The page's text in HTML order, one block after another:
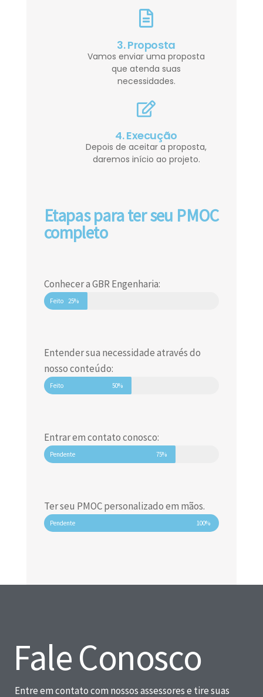
3. Proposta
Vamos enviar uma proposta
que atenda suas
necessidades.
4. Execução
Depois de aceitar a proposta,
daremos início ao projeto.
Etapas para ter seu PMOC
completo
Conhecer a GBR Engenharia:
Feito 25%
Entender sua necessidade através do
nosso conteúdo:
Feito 50%
Entrar em contato conosco:
Pendente 75%
Ter seu PMOC personalizado em mãos.
Pendente 100%
Fale Conosco
Entre em contato com nossos assessores e tire suas